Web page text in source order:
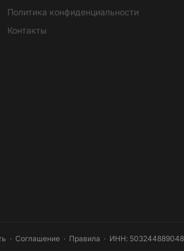
Политика конфиденциальности
Контакты
· Соглашение · Правила · ИНН: 503244889048